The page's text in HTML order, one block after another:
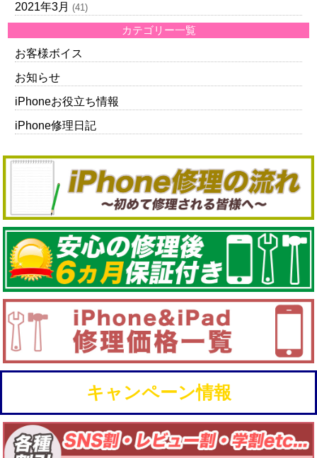
2021年3月 (41)
カテゴリー一覧
お客様ボイス
お知らせ
iPhoneお役立ち情報
iPhone修理日記
キャンペーン情報